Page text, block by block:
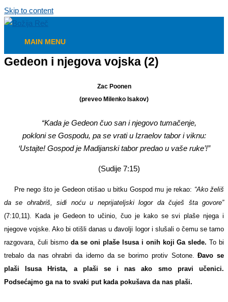
Skip to content
MAIN MENU
Gedeon i njegova vojska (2)
Zac Poonen
(preveo Milenko Isakov)
“Kada je Gedeon čuo san i njegovo tumačenje,
pokloni se Gospodu, pa se vrati u Izraelov tabor i viknu:
‘Ustajte! Gospod je Madijanski tabor predao u vaše ruke’!”
(Sudije 7:15)
Pre nego što je Gedeon otišao u bitku Gospod mu je rekao: “Ako želiš
da se ohrabriš, siđi noću u neprijateljski logor da čuješ šta govore”
(7:10,11). Kada je Gedeon to učinio, čuo je kako se svi plaše njega i
njegove vojske. Ako bi otišli danas u đavolji logor i slušali o čemu se tamo
razgovara, čuli bismo da se oni plaše Isusa i onih koji Ga slede.To bi
trebalo da nas ohrabri da idemo da se borimo protiv Sotone.Đavo se
plaši Isusa Hrista, a plaši se i nas ako smo pravi učenici.
Podsećajmo ga na to svaki put kada pokušava da nas plaši.